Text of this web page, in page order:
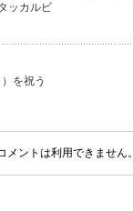
ッカルビ
を祝う
メントは利用できません。